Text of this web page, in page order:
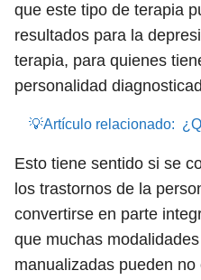
que este tipo de terapia
resultados para la
terapia, para quienes
personalidad
💡Artículo relacionado:
Esto tiene sentido si se
los trastornos de la
convertirse en parte
que muchas
manualizadas pueden